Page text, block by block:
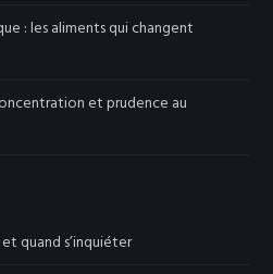
: les aliments qui changent
et prudence au
quand s’inquiéter